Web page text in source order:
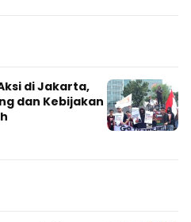
di Jakarta,
dan Kebijakan